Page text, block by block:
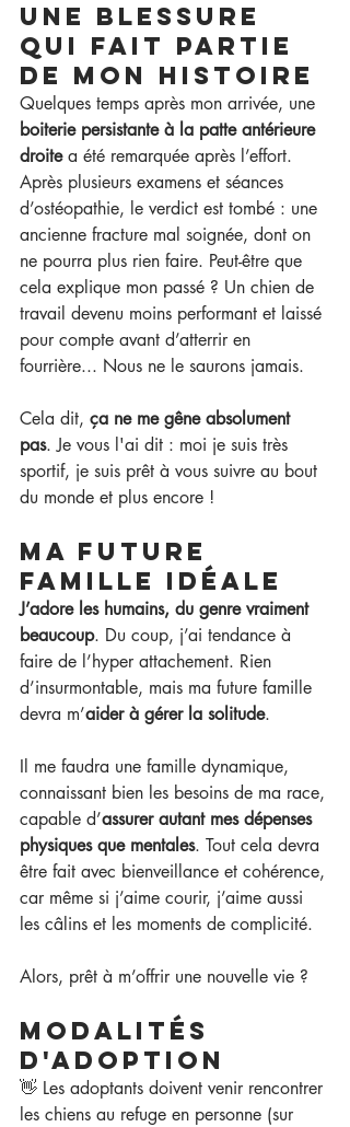
Une blessure
qui fait partie
de mon histoire
Quelques temps après mon arrivée, une
boiterie persistante à la patte antérieure
droite a été remarquée après l’effort.
Après plusieurs examens et séances
d’ostéopathie, le verdict est tombé : une
ancienne fracture mal soignée, dont on
ne pourra plus rien faire. Peut-être que
cela explique mon passé ? Un chien de
travail devenu moins performant et laissé
pour compte avant d’atterrir en
fourrière... Nous ne le saurons jamais.
Cela dit, ça ne me gêne absolument
pas. Je vous l'ai dit : moi je suis très
sportif, je suis prêt à vous suivre au bout
du monde et plus encore !
Ma future
famille idéale
J’adore les humains, du genre vraiment
beaucoup. Du coup, j’ai tendance à
faire de l’hyper attachement. Rien
d’insurmontable, mais ma future famille
devra m’aider à gérer la solitude.
Il me faudra une famille dynamique,
connaissant bien les besoins de ma race,
capable d’assurer autant mes dépenses
physiques que mentales. Tout cela devra
être fait avec bienveillance et cohérence,
car même si j’aime courir, j’aime aussi
les câlins et les moments de complicité.
Alors, prêt à m’offrir une nouvelle vie ?
Modalités
d'adoption
👋 Les adoptants doivent venir rencontrer
les chiens au refuge en personne (sur